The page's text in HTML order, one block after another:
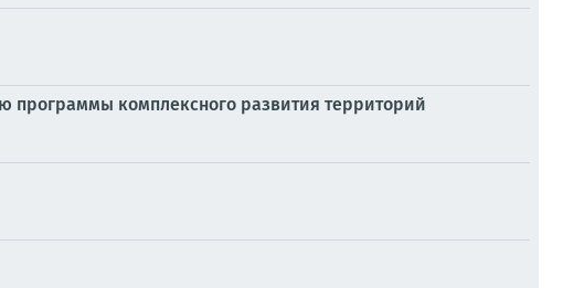
комплексного развития территорий